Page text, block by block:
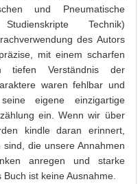
und Pneumatische
Technik)
des Autors
mit einem scharfen
Verständnis der
waren fehlbar und
eigene einzigartige
ein. Wenn wir über
kindle daran erinnert,
die unsere Annahmen
anregen und starke
ist keine Ausnahme.